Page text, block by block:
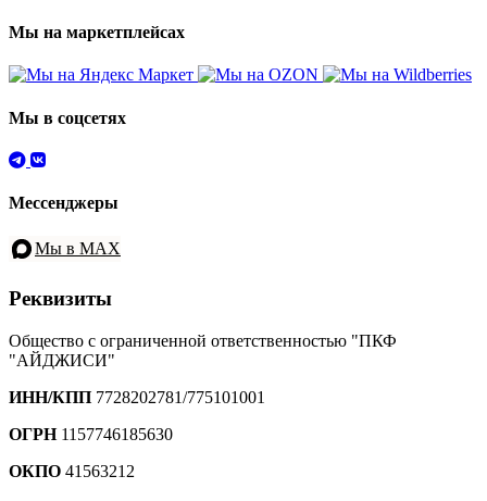
Мы на маркетплейсах
Мы в соцсетях
Мессенджеры
Мы в MAX
Реквизиты
Общество с ограниченной ответственностью "ПКФ
"АЙДЖИСИ"
ИНН/КПП 7728202781/775101001
ОГРН1157746185630
ОКПО 41563212